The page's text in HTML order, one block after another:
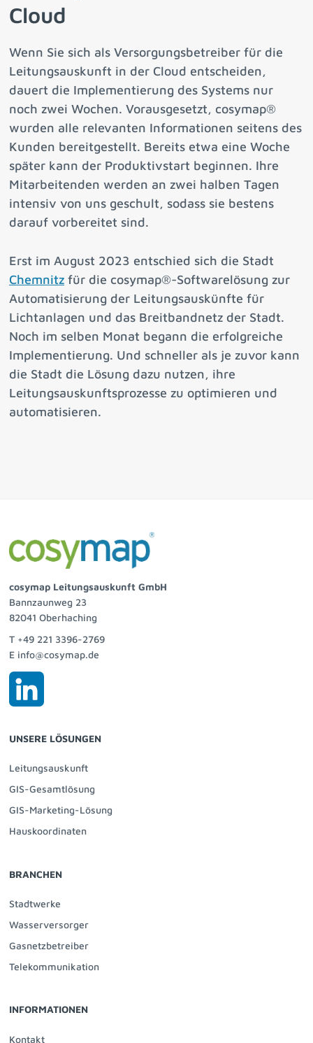
Cloud
Wenn Sie sich als Versorgungsbetreiber für die
Leitungsauskunft in der Cloud entscheiden,
dauert die Implementierung des Systems nur
noch zwei Wochen. Vorausgesetzt, cosymap®
wurden alle relevanten Informationen seitens des
Kunden bereitgestellt. Bereits etwa eine Woche
später kann der Produktivstart beginnen. Ihre
Mitarbeitenden werden an zwei halben Tagen
intensiv von uns geschult, sodass sie bestens
darauf vorbereitet sind.
Erst im August 2023 entschied sich die Stadt
Chemnitz für die cosymap®-Softwarelösung zur
Automatisierung der Leitungsauskünfte für
Lichtanlagen und das Breitbandnetz der Stadt.
Noch im selben Monat begann die erfolgreiche
Implementierung. Und schneller als je zuvor kann
die Stadt die Lösung dazu nutzen, ihre
Leitungsauskunftsprozesse zu optimieren und
automatisieren.
cosymap Leitungsauskunft GmbH
Bannzaunweg 23
82041 Oberhaching
T +49 221 3396-2769
E info@cosymap.de
UNSERE LÖSUNGEN
Leitungsauskunft
GIS-Gesamtlösung
GIS-Marketing-Lösung
Hauskoordinaten
BRANCHEN
Stadtwerke
Wasserversorger
Gasnetzbetreiber
Telekommunikation
INFORMATIONEN
Kontakt